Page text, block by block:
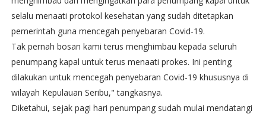
selalu menaati protokol kesehatan yang sudah ditetapkan
pemerintah guna mencegah penyebaran Covid-19.
Tak pernah bosan kami terus menghimbau kepada seluruh
penumpang kapal untuk terus menaati prokes. Ini penting
dilakukan untuk mencegah penyebaran Covid-19 khususnya di
wilayah Kepulauan Seribu," tangkasnya.
Diketahui, sejak pagi hari penumpang sudah mulai mendatangi